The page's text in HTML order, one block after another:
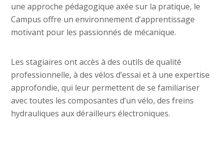
une approche pédagogique axée sur la pratique, le
Campus offre un environnement d’apprentissage
motivant pour les passionnés de mécanique.
Les stagiaires ont accès à des outils de qualité
professionnelle, à des vélos d’essai et à une expertise
approfondie, qui leur permettent de se familiariser
avec toutes les composantes d’un vélo, des freins
hydrauliques aux dérailleurs électroniques.